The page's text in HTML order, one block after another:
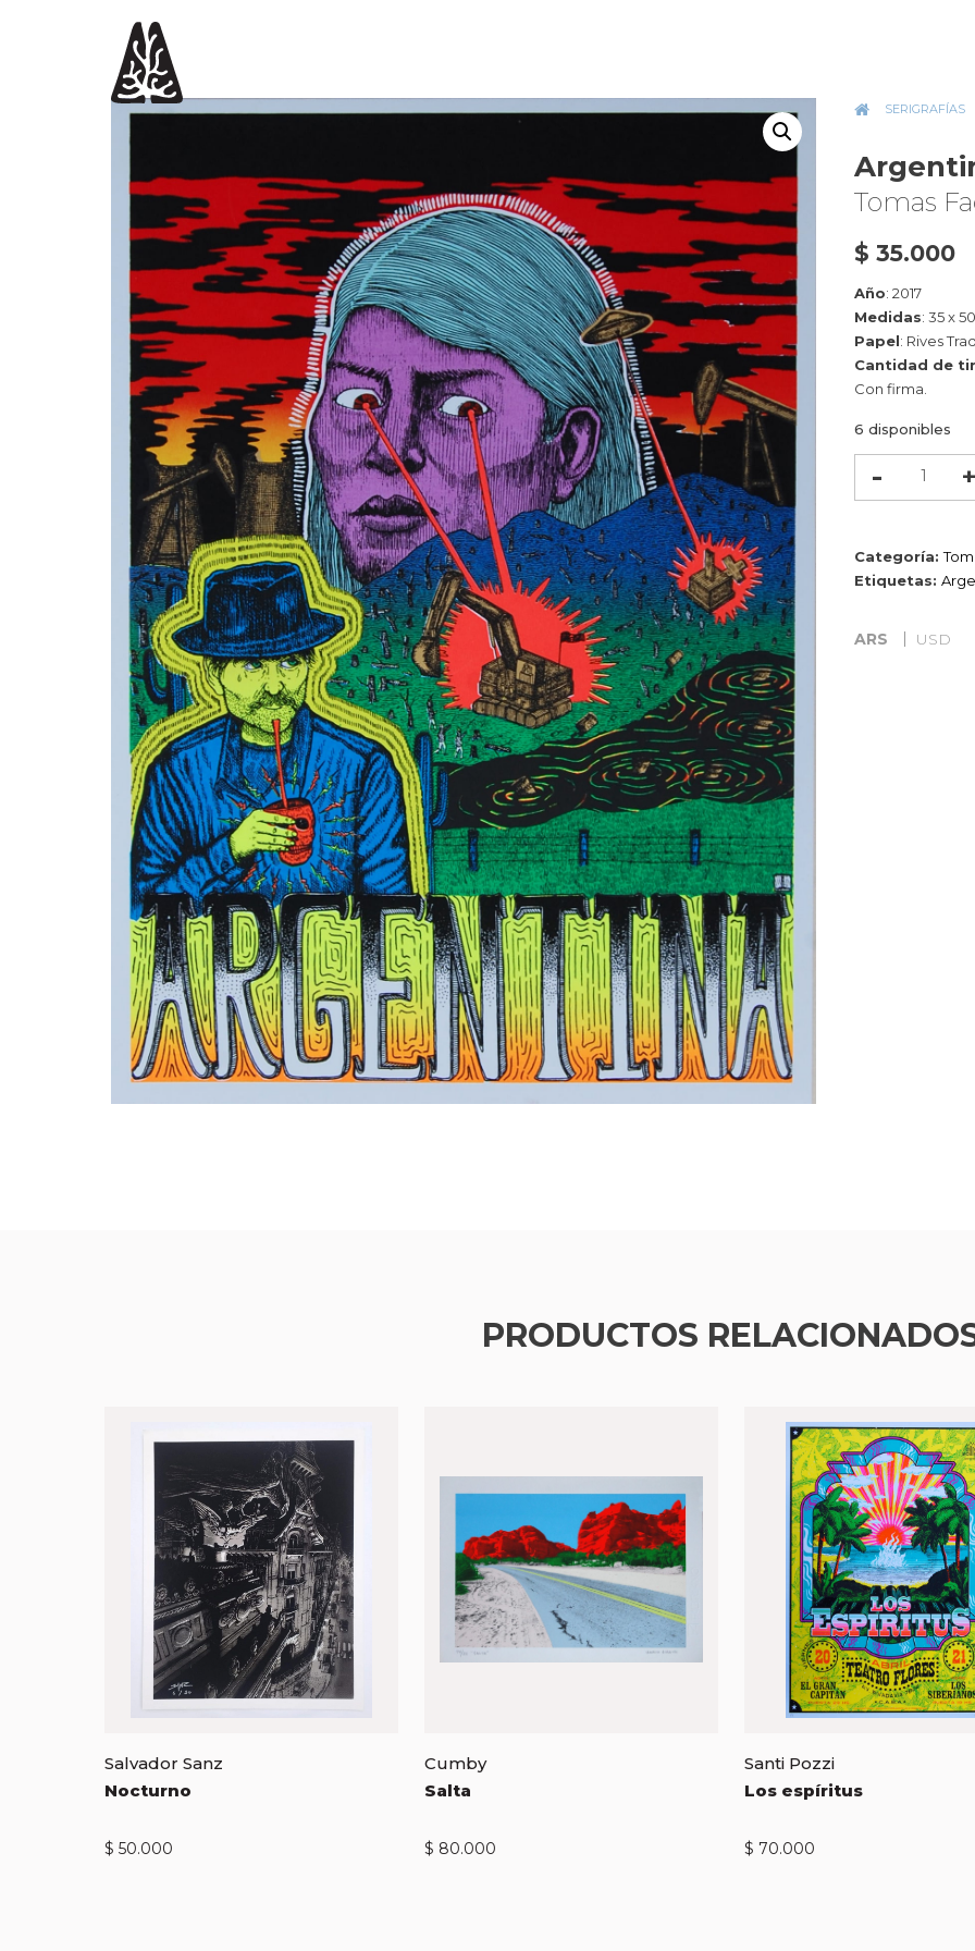
INICIO
SERIGRAFÍAS
Tomas
$ 35.000
Año: 2017
Medidas: 35 x
Papel: Rives
Cantidad de
Con firma.
6 disponibles
Argentina
cantidad
Categoría:
Etiquetas:
ARS USD
PRODUCTOS
Salvador Sanz
Nocturno
$ 50.000
Cumby
Salta
$ 80.000
Santi Pozzi
Los espíritus
$ 70.000